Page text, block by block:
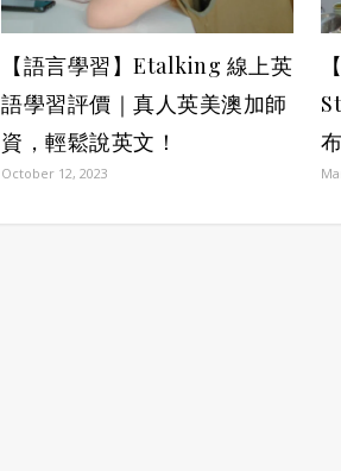
【語言學習】Etalking 線上英
語學習評價｜真人英美澳加師
資，輕鬆說英文！
October 12, 2023